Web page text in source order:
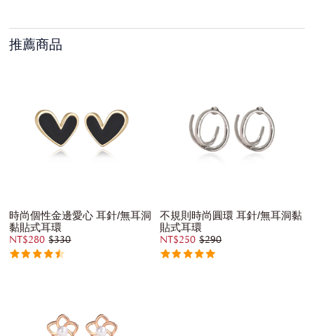
推薦商品
時尚個性金邊愛心 耳針/無耳洞
黏貼式耳環
NT$280 $330
不規則時尚圓環 耳針/無耳洞黏
貼式耳環
NT$250 $290